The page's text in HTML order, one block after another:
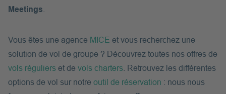
Meetings
Vous êtes une agence MICE et vous recherchez une
solution de vol de groupe ? Découvrez toutes nos offres de
vols réguliers et de vols charters . Retrouvez les différentes
options de vol sur notre outil de réservation : nous nous